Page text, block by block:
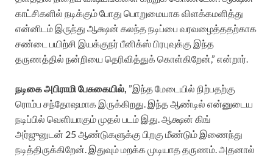
காட்சிகளில் நடிக்கும் போது பொறுமையாக விளக்கமளித்து
என்னிடம் இருந்து ஆக்ஷன் கலந்த நடிப்பை வரவழைத்ததற்காக
சண்டை பயிற்சி இயக்குநர் பீனிக்ஸ் பிரபுவுக்கு இந்த
தருணத்தில் நன்றியை தெரிவித்துக் கொள்கிறேன்,” என்றார்.
நடிகை அபிராமி பேசுகையில், ”இந்த மேடையில் நிற்பதற்கு
ரொம்ப சந்தோஷமாக இருக்கிறது. இந்த ஆண்டில் என்னுடைய
நடிப்பில் வெளியாகும் முதல் படம் இது. ஆக்ஷன் கிங்
அர்ஜுனுடன் 25 ஆண்டுகளுக்கு பிறகு மீண்டும் இணைந்து
நடித்திருக்கிறேன். இதுவும் மறக்க முடியாத தருணம். அதனால்